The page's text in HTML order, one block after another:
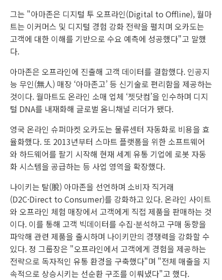
그는 "아마존은 디지털 투 오프라인(Digital to Offline), 월마
트는 이커머스 및 디지털 경험 강화 전략을 펼치며 오카도는
고객에 대한 이해를 기반으로 수요 예측에 성공했다"고 말했
다.
아마존은 오프라인에 진출해 고객 데이터를 결합했다. 인공지
능 무인(無人) 매장 ‘아마존고’ 등 신기술로 편리함을 제공하는
것이다. 월마트도 온라인 소매 업체 ‘젯닷컴’을 인수하며 디지
털 DNA를 내재화해 글로벌 옴니채널 리더가 됐다.
영국 온라인 슈퍼마켓 오카도는 물류센터 자동화로 비용을 효
율화했다. 또 2013년부터 스마트 플랫폼을 위한 소프트웨어
와 하드웨어를 팔기 시작해 현재 세계 유통 기업에 로봇 자동
화 시스템을 공급하는 등 사업 영역을 확장했다.
나이키는 탈(脫) 아마존을 선언하며 소비자 직거래
(D2C·Direct to Consumer)를 강화하고 있다. 온라인 사이트
와 오프라인 체험 매장에서 고객에게 직접 제품을 판매하는 것
이다. 이를 통해 고객 빅데이터를 수집·분석하고 구매 동향을
파악해 관련 제품을 출시하며 나이키만의 경쟁력을 강화할 수
있다. 정 그룹장은 "오프라인에서 고객에게 경험을 제공하는
전략으로 독자적인 유통 환경을 구축했다"며 "전체 매출을 지
속적으로 상승시키는 선순환 구조를 이뤄냈다"고 했다.